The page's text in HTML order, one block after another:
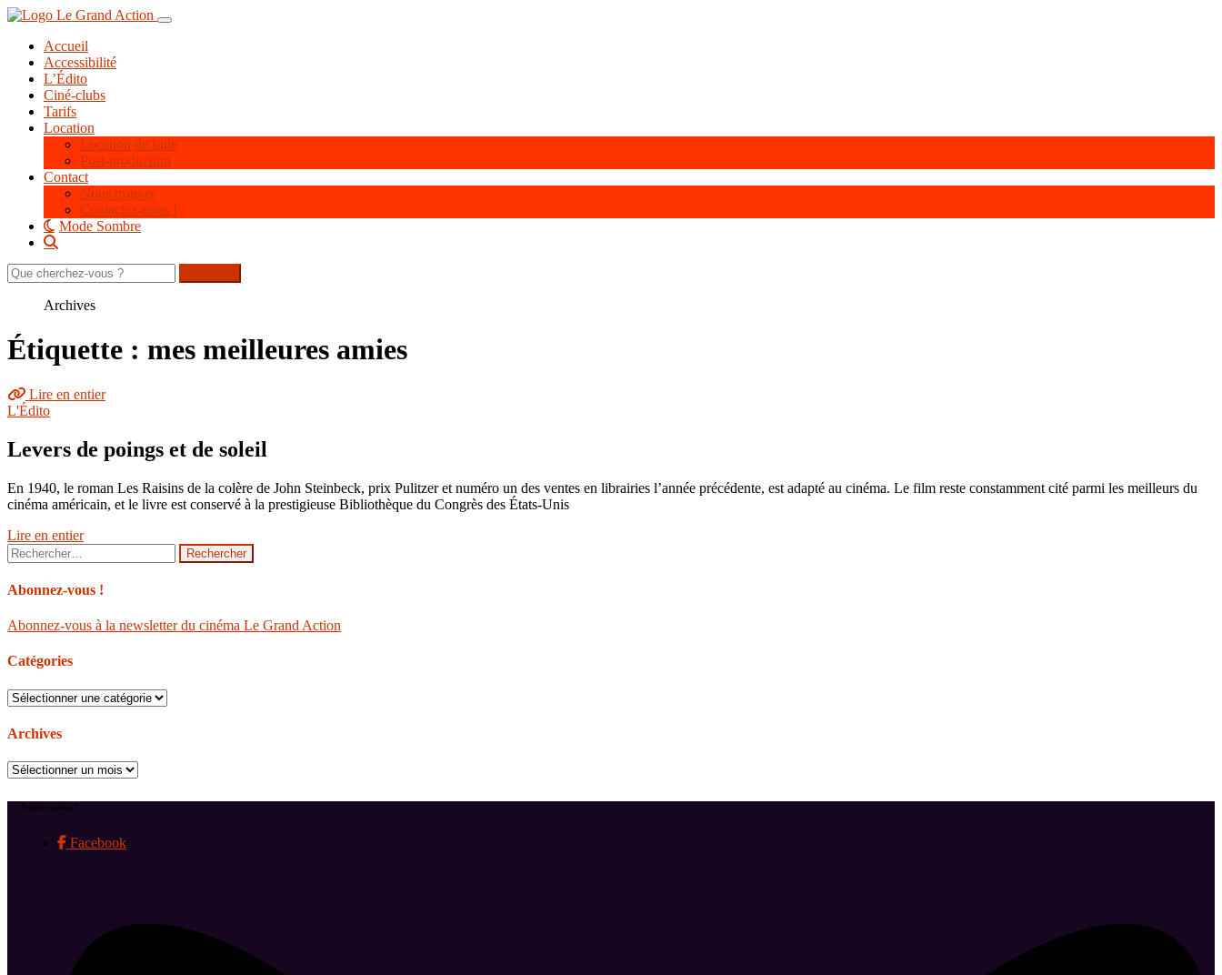
Aller
contenu
principal
Toggle navigation
Accueil
Accessibilité
L’Édito
Ciné-clubs
Tarifs
Location
Location de salle
Post-production
Contact
Nous trouver
Contactez-nous !
Mode Sombre
Rechercher
sur
Archives
Étiquette : mes meilleures amies
Lire en entier
L'Édito
Levers de poings et de soleil
En 1940, le roman Les Raisins de la colère de John Steinbeck, prix Pulitzer et numéro un des ventes en librairies l’année précédente, est adapté au cinéma. Le film reste constamment cité parmi les meilleurs du
cinéma américain, et le livre est conservé à la prestigieuse Bibliothèque du Congrès des États-Unis
Lire en entier
Rechercher :
Abonnez-vous !
Abonnez-vous à la newsletter du cinéma Le Grand Action
Catégories
Catégories
Archives
Archives
Suivez-nous !
Facebook